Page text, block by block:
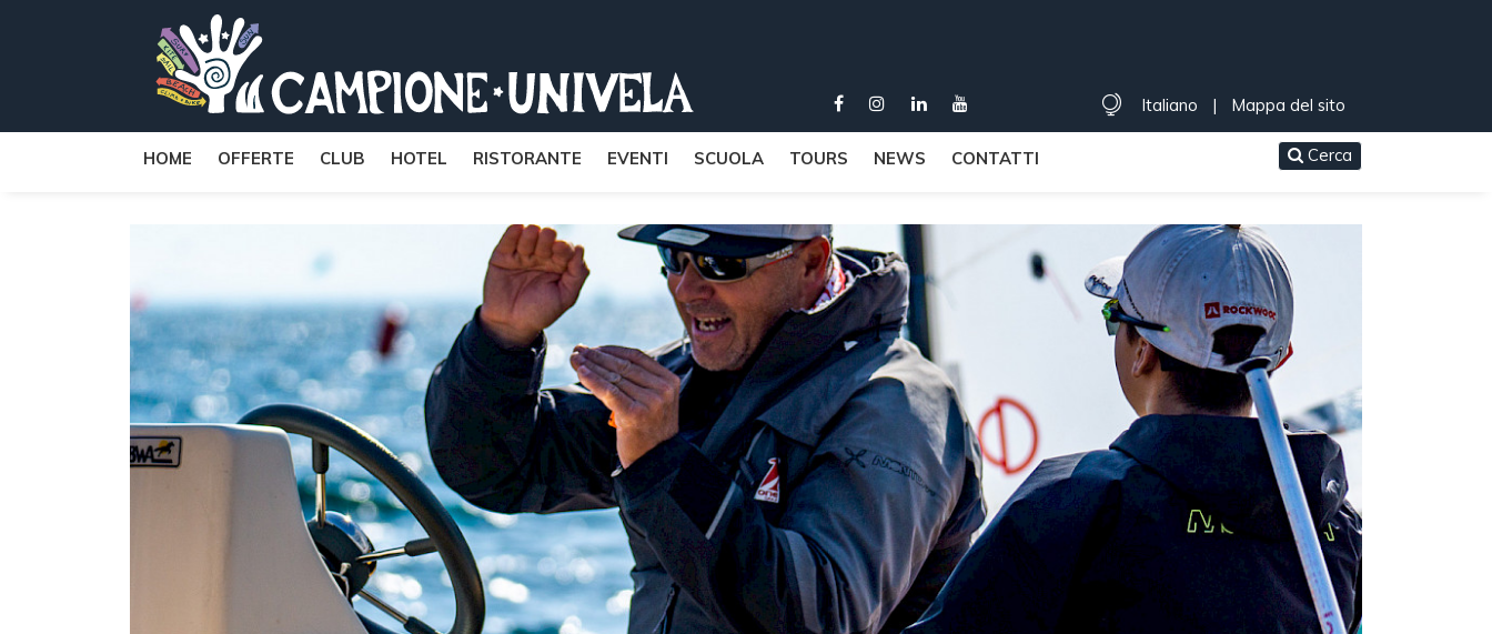
Italiano | Mappa del sito
HOME OFFERTE CLUB HOTEL RISTORANTE EVENTI SCUOLA TOURS NEWS CONTATTI Cerca